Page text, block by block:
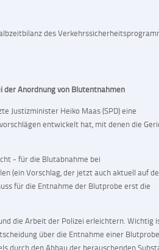
des
Anordnung von Blutentnahmen
Justizminister Heiko Maas (SPD) eine
entwickelt hat, mit denen die
- für die Blutabnahme bei
(ein Vorschlag, der jetzt auch aktuell auf
für die Entnahme der Blutprobe erst die
die Arbeit der Polizei erleichtern. Wichtig
über die Entnahme einer Blutprobe
durch den Abbau der berauschenden